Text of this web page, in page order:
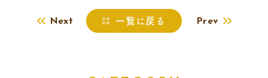
Next 一覧に戻る Prev